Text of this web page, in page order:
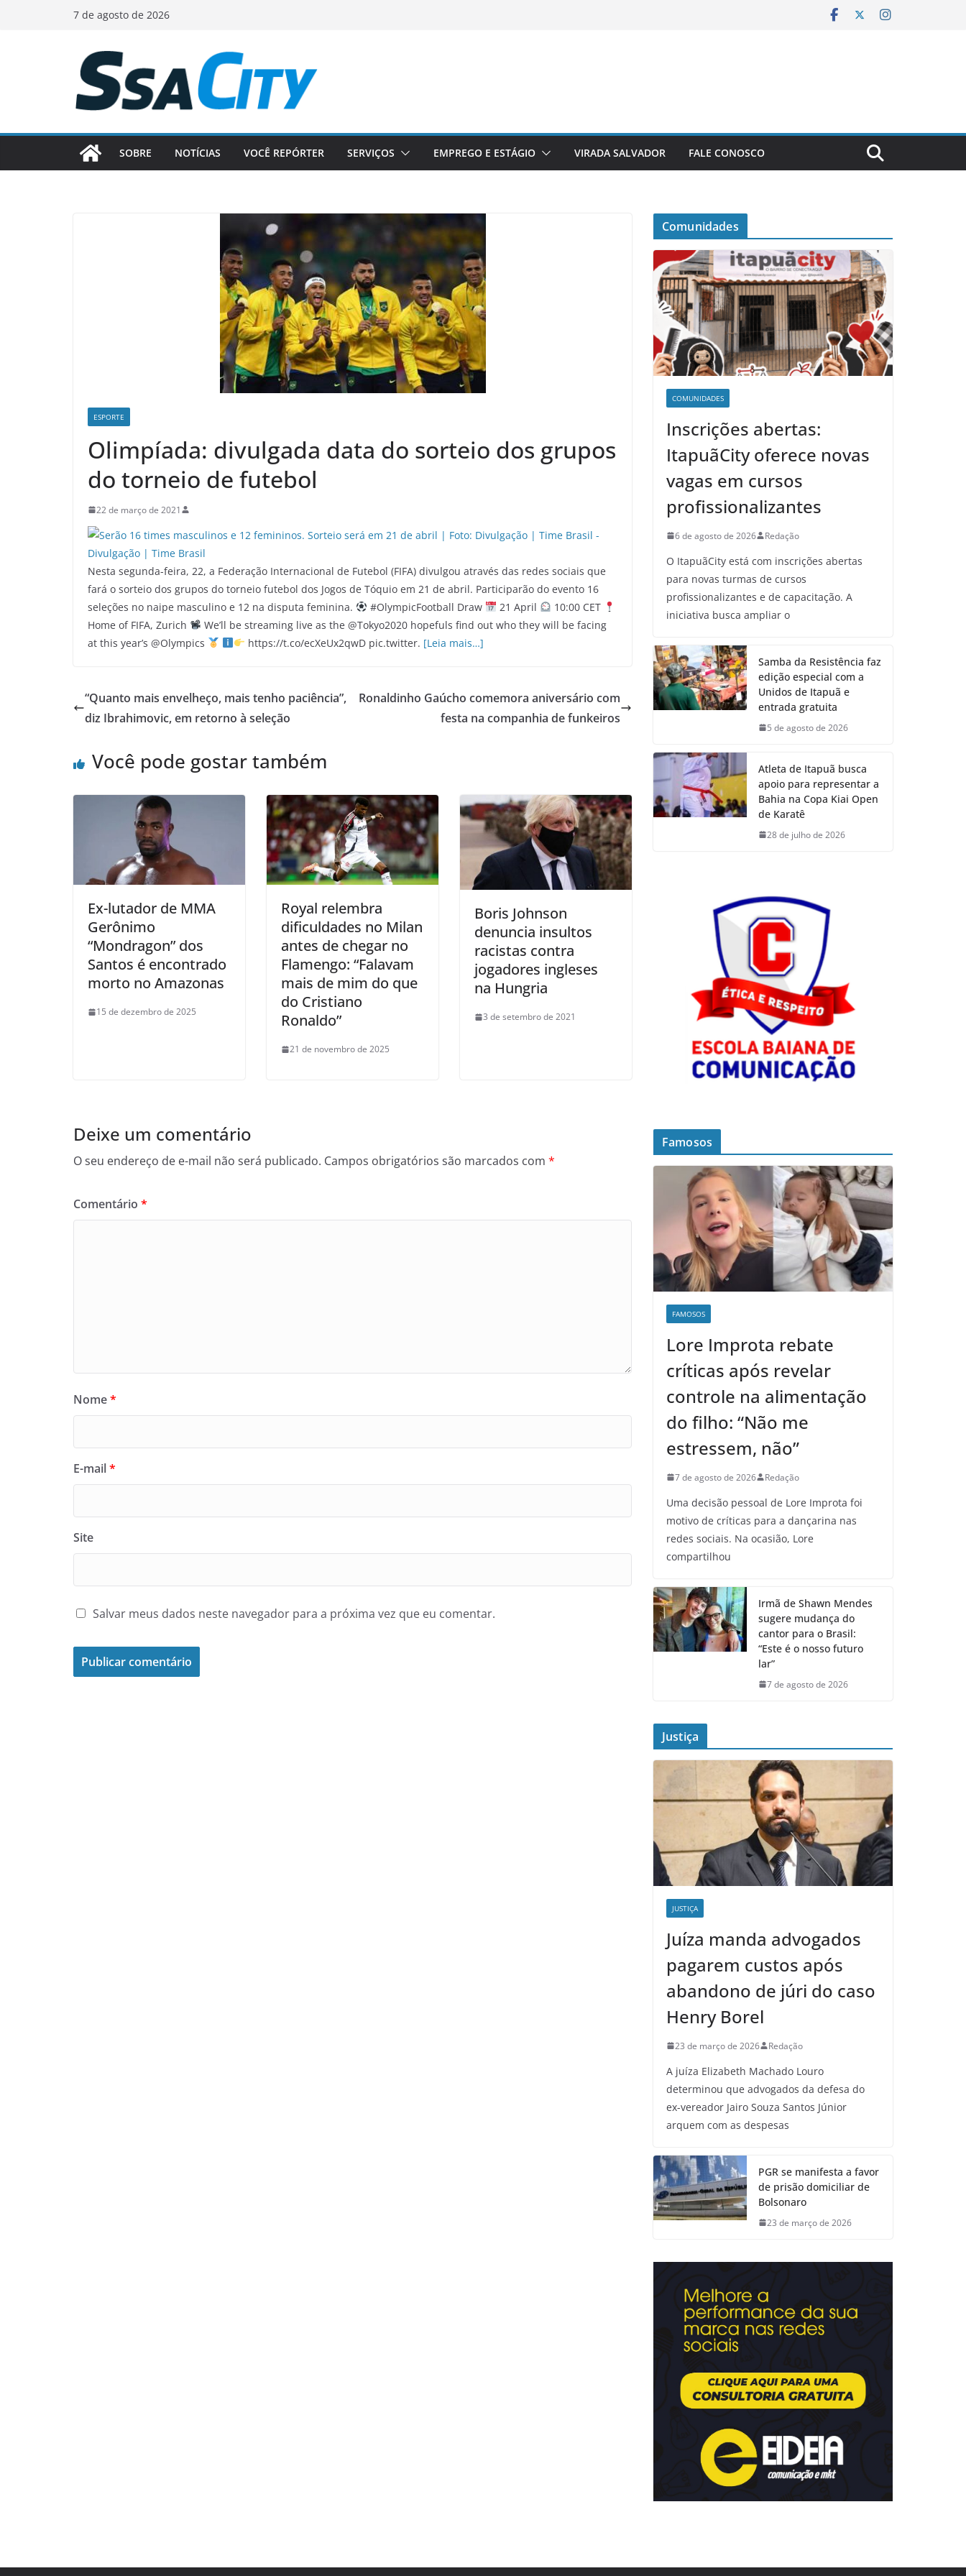
7 de agosto de 2026
SOBRE NOTÍCIAS VOCÊ REPÓRTER SERVIÇOS EMPREGO E ESTÁGIO VIRADA SALVADOR FALE CONOSCO
ESPORTE
Olimpíada: divulgada data do sorteio dos grupos
do torneio de futebol
22 de março de 2021
Nesta segunda-feira, 22, a Federação Internacional de Futebol (FIFA) divulgou através das redes sociais que
fará o sorteio dos grupos do torneio futebol dos Jogos de Tóquio em 21 de abril. Participarão do evento 16
seleções no naipe masculino e 12 na disputa feminina.
#OlympicFootball Draw 21 April
10:00 CET
Home of FIFA, Zurich
We’ll be streaming live as the @Tokyo2020 hopefuls find out who they will be facing
at this year’s @Olympics
https://t.co/ecXeUx2qwD pic.twitter. [Leia mais…]
“Quanto mais envelheço, mais tenho paciência”,
diz Ibrahimovic, em retorno à seleção
Ronaldinho Gaúcho comemora aniversário com
festa na companhia de funkeiros
Você pode gostar também
Ex-lutador de MMA
Gerônimo
“Mondragon” dos
Santos é encontrado
morto no Amazonas
15 de dezembro de 2025
Royal relembra
dificuldades no Milan
antes de chegar no
Flamengo: “Falavam
mais de mim do que
do Cristiano
Ronaldo”
21 de novembro de 2025
Boris Johnson
denuncia insultos
racistas contra
jogadores ingleses
na Hungria
3 de setembro de 2021
Deixe um comentário
O seu endereço de e-mail não será publicado. Campos obrigatórios são marcados com *
Comentário *
Nome*
E-mail*
Site
Salvar meus dados neste navegador para a próxima vez que eu comentar.
Comunidades
COMUNIDADES
Inscrições abertas:
ItapuãCity oferece novas
vagas em cursos
profissionalizantes
6 de agosto de 2026 Redação
O ItapuãCity está com inscrições abertas
para novas turmas de cursos
profissionalizantes e de capacitação. A
iniciativa busca ampliar o
Samba da Resistência faz
edição especial com a
Unidos de Itapuã e
entrada gratuita
5 de agosto de 2026
Atleta de Itapuã busca
apoio para representar a
Bahia na Copa Kiai Open
de Karatê
28 de julho de 2026
Famosos
FAMOSOS
Lore Improta rebate
críticas após revelar
controle na alimentação
do filho: “Não me
estressem, não”
7 de agosto de 2026 Redação
Uma decisão pessoal de Lore Improta foi
motivo de críticas para a dançarina nas
redes sociais. Na ocasião, Lore
compartilhou
Irmã de Shawn Mendes
sugere mudança do
cantor para o Brasil:
“Este é o nosso futuro
lar”
7 de agosto de 2026
Justiça
JUSTIÇA
Juíza manda advogados
pagarem custos após
abandono de júri do caso
Henry Borel
23 de março de 2026 Redação
A juíza Elizabeth Machado Louro
determinou que advogados da defesa do
ex-vereador Jairo Souza Santos Júnior
arquem com as despesas
PGR se manifesta a favor
de prisão domiciliar de
Bolsonaro
23 de março de 2026